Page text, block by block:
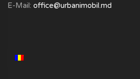
E-Mail: office@urbanimobil.md